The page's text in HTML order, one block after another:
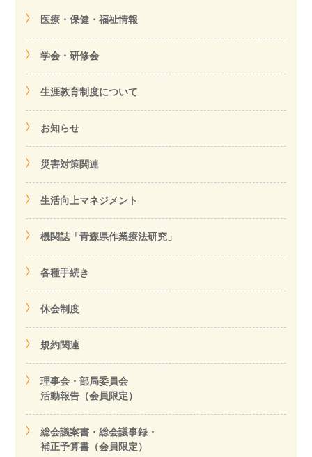
医療・保健・福祉情報
学会・研修会
生涯教育制度について
お知らせ
災害対策関連
生活向上マネジメント
機関誌「青森県作業療法研究」
各種手続き
休会制度
規約関連
理事会・部局委員会
活動報告（会員限定）
総会議案書・総会議事録・
補正予算書（会員限定）